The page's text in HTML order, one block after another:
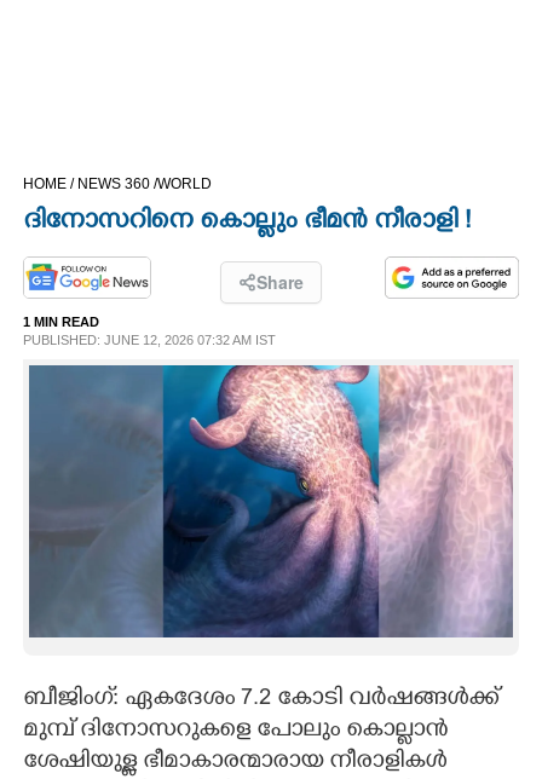
CINEMA
OPINION
PHOTOS
CARTOONS
HOME / NEWS 360 /WORLD
ദിനോസറിനെ കൊല്ലും ഭീമൻ നീരാളി !
Share
1 MIN READ
PUBLISHED: JUNE 12, 2026 07:32 AM IST
ബീജിംഗ്: ഏകദേശം 7.2 കോടി വർഷങ്ങൾക്ക്
മുമ്പ് ദിനോസറുകളെ പോലും കൊല്ലാൻ
ശേഷിയുള്ള ഭീമാകാരന്മാരായ നീരാളികൾ